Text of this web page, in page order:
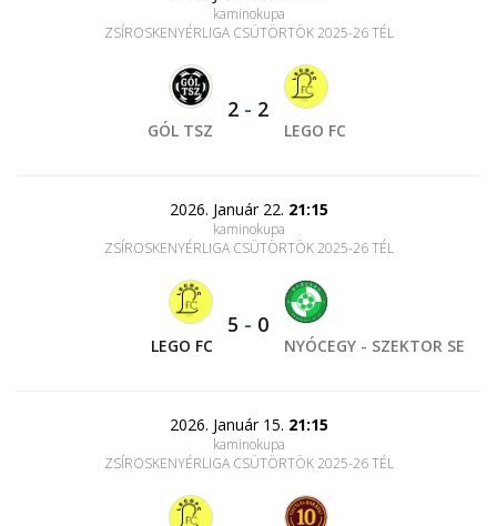
kaminokupa
ZSÍROSKENYÉRLIGA CSÜTÖRTÖK 2025-26 TÉL
GÓL TSZ
2 - 2
LEGO FC
2026. Január 22. 21:15
kaminokupa
ZSÍROSKENYÉRLIGA CSÜTÖRTÖK 2025-26 TÉL
LEGO FC
5 - 0
NYÓCEGY - SZEKTOR SE
2026. Január 15. 21:15
kaminokupa
ZSÍROSKENYÉRLIGA CSÜTÖRTÖK 2025-26 TÉL